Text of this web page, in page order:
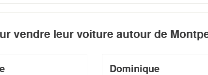
vendre leur voiture autour de
Dominique